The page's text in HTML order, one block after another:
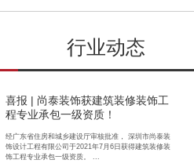
行业动态
喜报 | 尚泰装饰获建筑装修装饰工
程专业承包一级资质！
经广东省住房和城乡建设厅审核批准， 深圳市尚泰装
饰设计工程有限公司于2021年7月6日获得建筑装修装
饰工程专业承包一级资质。 ...